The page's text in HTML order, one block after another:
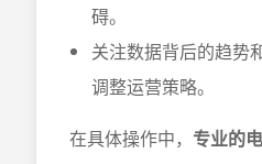
碍。
关注数据背后的趋势
调整运营策略。
在具体操作中， 专业的